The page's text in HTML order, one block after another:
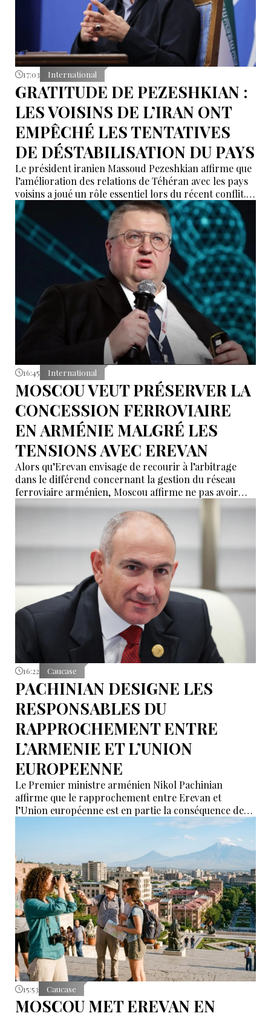
17:03 International
GRATITUDE DE PEZESHKIAN :
LES VOISINS DE L’IRAN ONT
EMPÊCHÉ LES TENTATIVES
DE DÉSTABILISATION DU PAYS
Le président iranien Massoud Pezeshkian affirme que
l’amélioration des relations de Téhéran avec les pays
voisins a joué un rôle essentiel lors du récent conflit.
Selon lui, les États de la région auraient empêché des
tentatives d’infiltration et de troubles aux frontières
nord-ouest et sud-est de l’Iran.
16:45 International
MOSCOU VEUT PRÉSERVER LA
CONCESSION FERROVIAIRE
EN ARMÉNIE MALGRÉ LES
TENSIONS AVEC EREVAN
Alors qu’Erevan envisage de recourir à l’arbitrage
dans le différend concernant la gestion du réseau
ferroviaire arménien, Moscou affirme ne pas avoir
reçu de demande officielle visant à mettre fin à la
concession du « Chemin de fer du Caucase du Sud ».
Le vice-Premier ministre russe Alexeï Overchouk
défend la poursuite de la concession et appelle au
16:22 Caucase
PACHINIAN DESIGNE LES
RESPONSABLES DU
RAPPROCHEMENT ENTRE
L’ARMENIE ET L’UNION
EUROPEENNE
Le Premier ministre arménien Nikol Pachinian
affirme que le rapprochement entre Erevan et
l’Union européenne est en partie la conséquence des
déclarations de certains partenaires de l’Union
économique eurasiatique (UEEA), qui auraient affirmé
que l’Arménie « n’était nécessaire à personne ». Selon
lui, ces propos ont poussé Erevan à rechercher de
nouvelles alternatives économiques et diplomatiques.
15:53 Caucase
MOSCOU MET EREVAN EN